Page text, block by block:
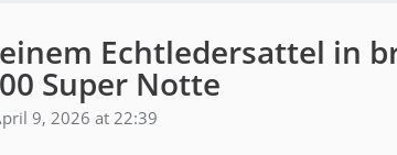
Echtledersattel in
Super Notte
9, 2026 at 22:39